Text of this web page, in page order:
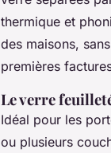
thermique et
des maisons,
premières
Le verre
Idéal pour les
ou plusieurs